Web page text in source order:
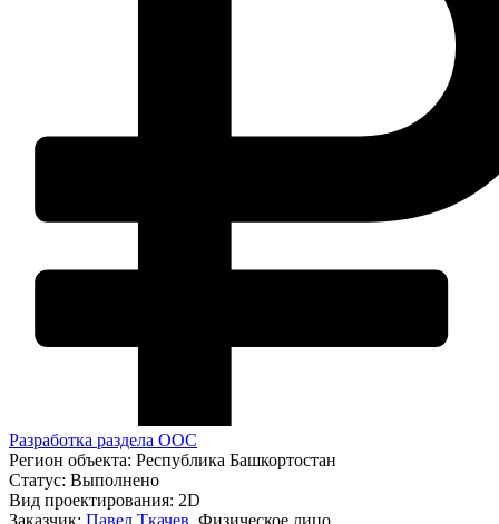
Разработка раздела ООС
Регион объекта: Республика Башкортостан
Статус: Выполнено
Вид проектирования: 2D